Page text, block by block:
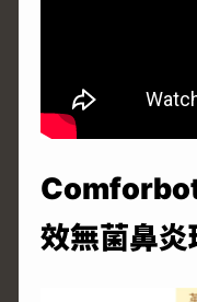
Comforbot
效無菌鼻炎